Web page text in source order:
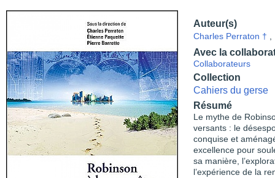
Auteur(s)
Charles Perraton †
Avec la
Collaborateurs
Collection
Cahiers du gerse
Résumé
Le mythe de
versants : le
conquise et
excellence pour
sa manière,
l’expérience de la